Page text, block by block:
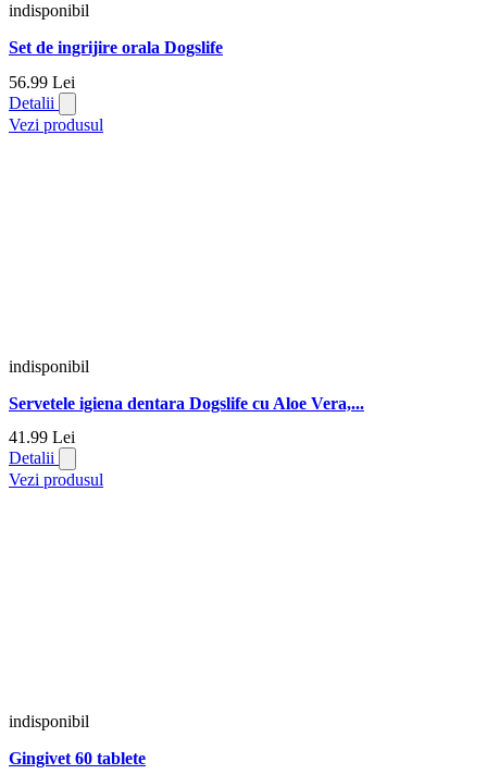
indisponibil
Set de ingrijire orala Dogslife
56.99 Lei
Detalii
Vezi produsul
indisponibil
Servetele igiena dentara Dogslife cu Aloe Vera,...
41.99 Lei
Detalii
Vezi produsul
indisponibil
Gingivet 60 tablete